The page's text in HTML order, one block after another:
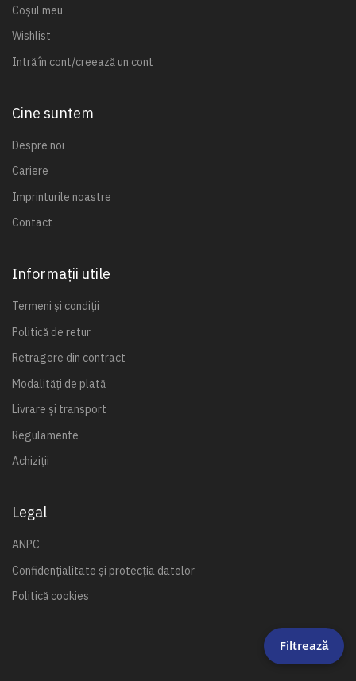
Coșul meu
Wishlist
Intră în cont/creează un cont
Cine suntem
Despre noi
Cariere
Imprinturile noastre
Contact
Informații utile
Termeni și condiții
Politică de retur
Retragere din contract
Modalități de plată
Livrare și transport
Regulamente
Achiziții
Legal
ANPC
Confidențialitate și protecția datelor
Politică cookies
Filtrează